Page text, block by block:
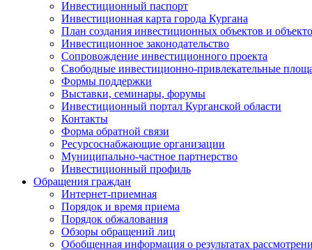
Инвестиционный паспорт
Инвестиционная карта города Кургана
План создания инвестиционных объектов и
Инвестиционное законодательство
Сопровождение инвестиционного проекта
Свободные инвестиционно-привлекательные
Формы поддержки
Выставки, семинары, форумы
Инвестиционный портал Курганской области
Контакты
Форма обратной связи
Ресурсоснабжающие организации
Муниципально-частное партнерство
Инвестиционный профиль
Обращения граждан
Интернет-приемная
Порядок и время приема
Порядок обжалования
Обзоры обращений лиц
Обобщенная информация о результатах